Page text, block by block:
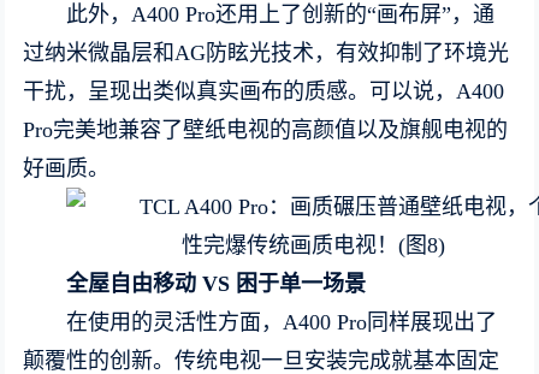
此外，A400 Pro还用上了创新的“画布屏”，通
过纳米微晶层和AG防眩光技术，有效抑制了环境光
干扰，呈现出类似真实画布的质感。可以说，A400
Pro完美地兼容了壁纸电视的高颜值以及旗舰电视的
好画质。
全屋自由移动VS 困于单一场景
在使用的灵活性方面，A400 Pro同样展现出了
颠覆性的创新。传统电视一旦安装完成就基本固定